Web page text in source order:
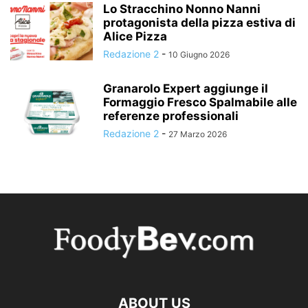
Lo Stracchino Nonno Nanni
protagonista della pizza estiva di
Alice Pizza
Redazione 2 - 10 Giugno 2026
Granarolo Expert aggiunge il
Formaggio Fresco Spalmabile alle
referenze professionali
Redazione 2 - 27 Marzo 2026
ABOUT US